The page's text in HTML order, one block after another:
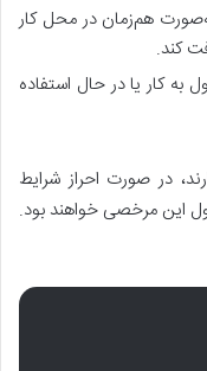
هم‌زمان در محل کار
کند.
به کار یا در حال استفاده
در صورت احراز شرایط
این مرخصی خواهند بود.